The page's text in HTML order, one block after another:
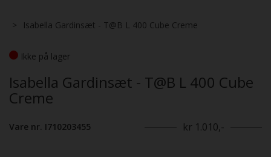
Isabella Gardinsæt - T@B L 400 Cube Creme
Ikke på lager
Isabella Gardinsæt - T@B L 400 Cube
Creme
Vare nr. I710203455 kr 1.010,-